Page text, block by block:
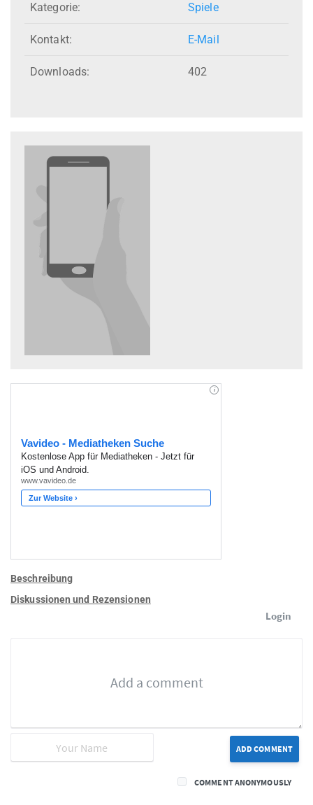
Kategorie: Spiele
Kontakt: E-Mail
Downloads: 402
Beschreibung
Diskussionen und Rezensionen
Login
ADD COMMENT
COMMENT ANONYMOUSLY